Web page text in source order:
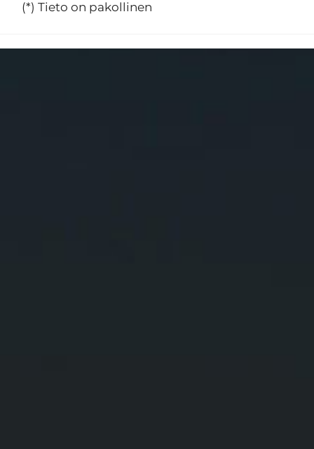
(*) Tieto on pakollinen